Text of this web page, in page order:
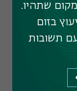
לתואר
לתואר
שתהיו.
בזום
תשובות